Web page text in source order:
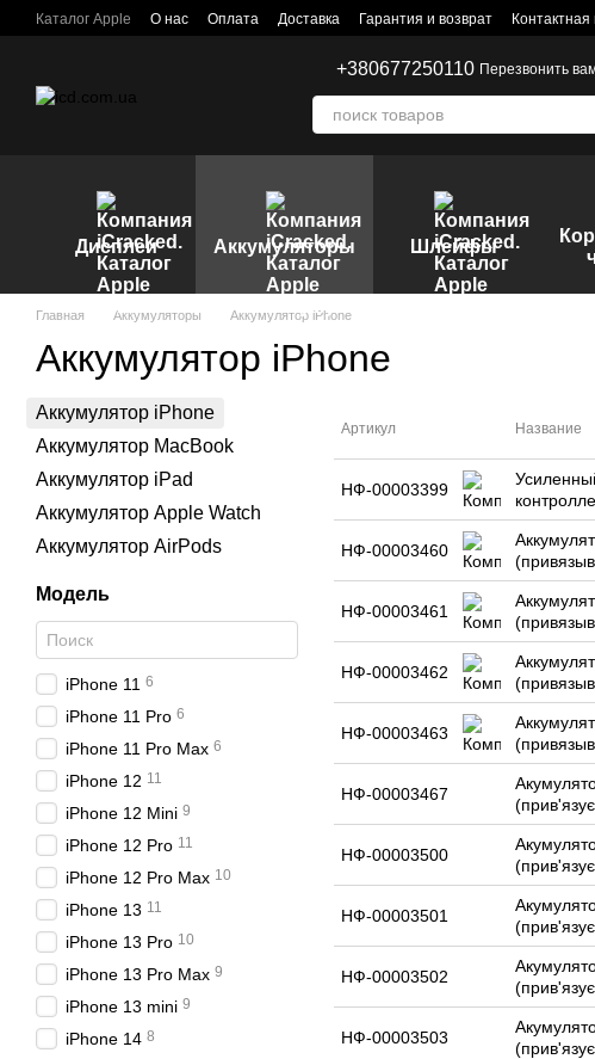
Перейти к основному контенту
Каталог Apple О нас Оплата Доставка Гарантия и возврат
+380677250110 Перезвонить
Дисплеи Аккумуляторы Шлейфы
Главная Аккумуляторы Аккумулятор iPhone
Аккумулятор iPhone
Артикул Название
НФ-00003399
НФ-00003460
НФ-00003461
НФ-00003462
НФ-00003463
НФ-00003467
НФ-00003500
НФ-00003501
НФ-00003502
НФ-00003503
Аккумулятор iPhone
Аккумулятор MacBook
Аккумулятор iPad
Аккумулятор Apple Watch
Аккумулятор AirPods
Модель
iPhone 11 6
iPhone 11 Pro 6
iPhone 11 Pro Max 6
iPhone 12 11
iPhone 12 Mini 9
iPhone 12 Pro 11
iPhone 12 Pro Max 10
iPhone 13 11
iPhone 13 Pro 10
iPhone 13 Pro Max 9
iPhone 13 mini 9
iPhone 14 8